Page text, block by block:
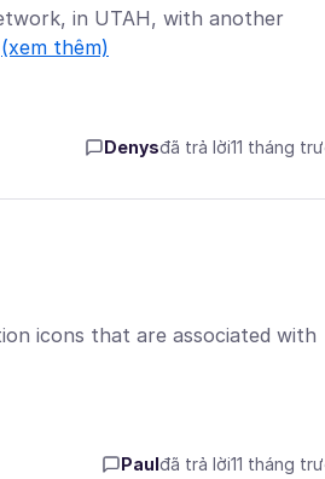
in UTAH, with another
(xem thêm)
Denysđã trả lời11 tháng
icons that are associated with
Paulđã trả lời11 tháng